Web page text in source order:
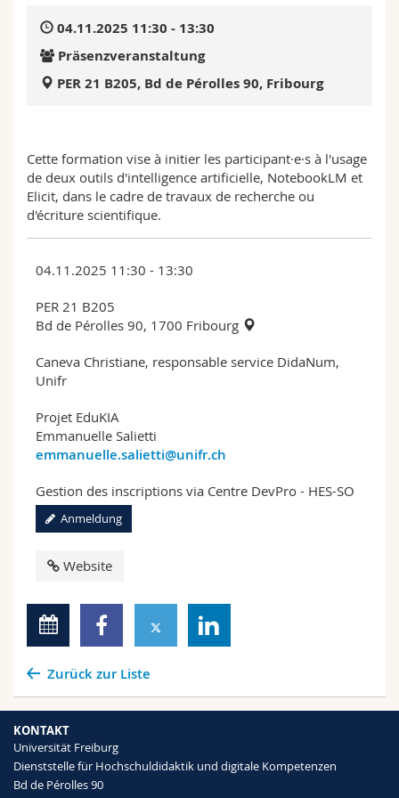
Interfakultär
Doktorierende
Vorlesungsverzeichnis
04.11.2025 11:30 - 13:30
Präsenzveranstaltung
PER 21 B205, Bd de Pérolles 90, Fribourg
Cette formation vise à initier les participant·e·s à l'usage
de deux outils d'intelligence artificielle, NotebookLM et
Elicit, dans le cadre de travaux de recherche ou
d'écriture scientifique.
04.11.2025 11:30 - 13:30
PER 21 B205
Bd de Pérolles 90, 1700 Fribourg
Caneva Christiane, responsable service DidaNum,
Unifr
Projet EduKIA
Emmanuelle Salietti
emmanuelle.salietti@unifr.ch
Gestion des inscriptions via Centre DevPro - HES-SO
Anmeldung
Website
Zurück zur Liste
KONTAKT
Universität Freiburg
Dienststelle für Hochschuldidaktik und digitale Kompetenzen
Bd de Pérolles 90